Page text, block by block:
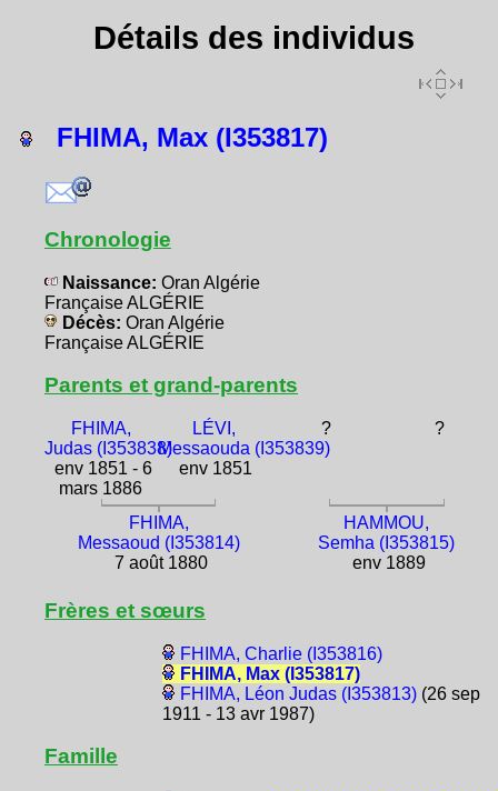
Détails des individus
FHIMA, Max (I353817)
Chronologie
Naissance: Oran Algérie
Française ALGÉRIE
Décès: Oran Algérie
Française ALGÉRIE
Parents et grand-parents
FHIMA,
Judas (I353838)
env 1851 - 6
mars 1886
LÉVI,
Messaouda (I353839)
env 1851
? ?
FHIMA,
Messaoud (I353814)
7 août 1880
HAMMOU,
Semha (I353815)
env 1889
Frères et sœurs
FHIMA, Charlie (I353816)
FHIMA, Max (I353817)
FHIMA, Léon Judas (I353813)(26 sep
1911 - 13 avr 1987)
Famille